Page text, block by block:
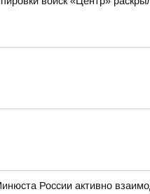
России активно